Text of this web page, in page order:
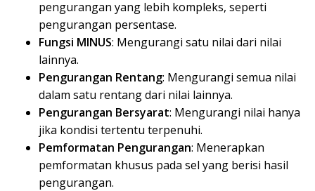
pengurangan yang lebih kompleks, seperti
pengurangan persentase.
Fungsi MINUS: Mengurangi satu nilai dari nilai
lainnya.
Pengurangan Rentang: Mengurangi semua nilai
dalam satu rentang dari nilai lainnya.
Pengurangan Bersyarat: Mengurangi nilai hanya
jika kondisi tertentu terpenuhi.
Pemformatan Pengurangan: Menerapkan
pemformatan khusus pada sel yang berisi hasil
pengurangan.